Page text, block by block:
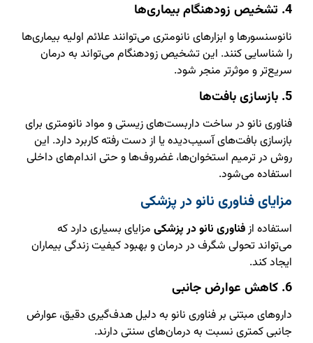
4. تشخیص زودهنگام بیماری‌ها
نانوسنسورها و ابزارهای نانومتری می‌توانند علائم اولیه بیماری‌ها
را شناسایی کنند. این تشخیص زودهنگام می‌تواند به درمان
سریع‌تر و موثرتر منجر شود.
5. بازسازی بافت‌ها
فناوری نانو در ساخت داربست‌های زیستی و مواد نانومتری برای
بازسازی بافت‌های آسیب‌دیده یا از دست رفته کاربرد دارد. این
روش در ترمیم استخوان‌ها، غضروف‌ها و حتی اندام‌های داخلی
استفاده می‌شود.
مزایای فناوری نانو در پزشکی
استفاده ازفناوری نانو در پزشکی مزایای بسیاری دارد که
می‌تواند تحولی شگرف در درمان و بهبود کیفیت زندگی بیماران
ایجاد کند.
6. کاهش عوارض جانبی
داروهای مبتنی بر فناوری نانو به دلیل هدف‌گیری دقیق، عوارض
جانبی کمتری نسبت به درمان‌های سنتی دارند.